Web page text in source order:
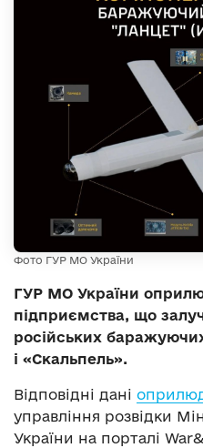
Фото ГУР МО України
ГУР МО України
підприємства, що
російських
і «Скальпель».
Відповідні дані
управління розвідки
України на порталі